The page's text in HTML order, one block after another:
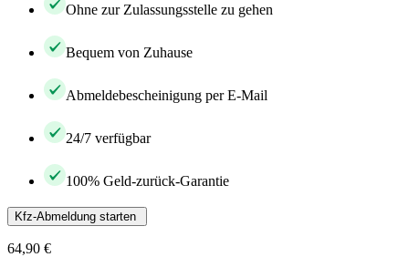
Ohne zur Zulassungsstelle zu gehen
Bequem von Zuhause
Abmeldebescheinigung per E-Mail
24/7 verfügbar
100% Geld-zurück-Garantie
Kfz-Abmeldung starten
64,90 €